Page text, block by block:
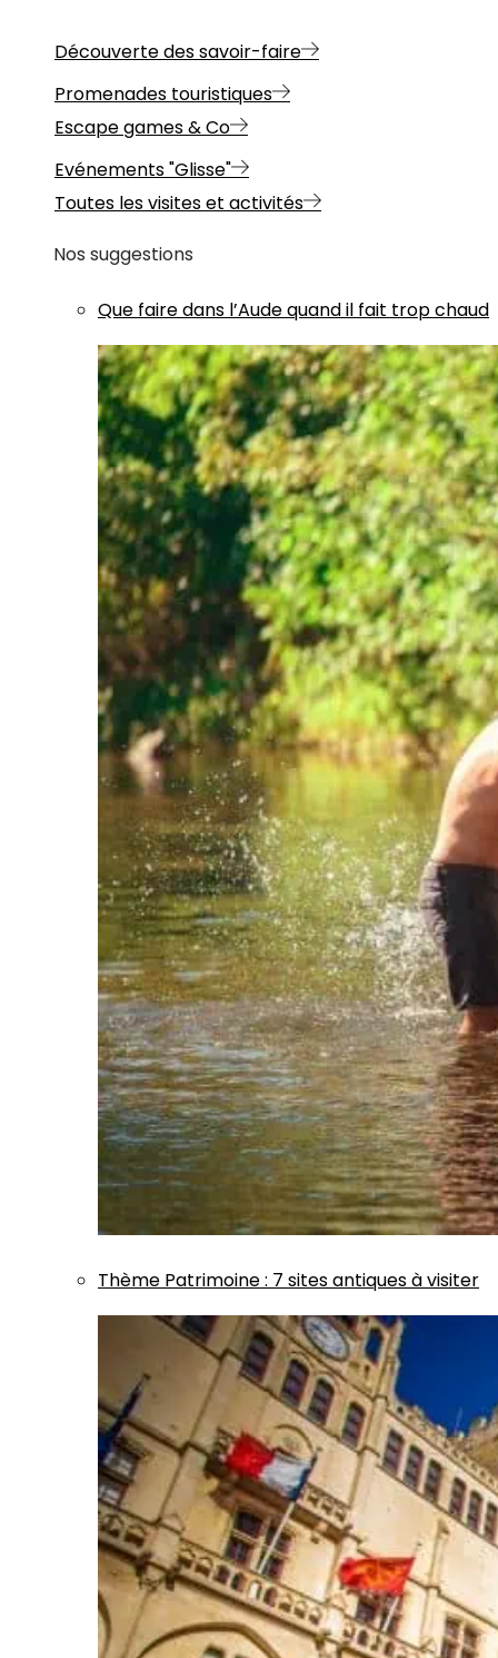
Découverte des savoir-faire
Promenades touristiques
Escape games & Co
Evénements "Glisse"
Toutes les visites et activités
Nos suggestions
Que faire dans l’Aude quand il fait trop chaud
Thème Patrimoine: 7 sites antiques à visiter